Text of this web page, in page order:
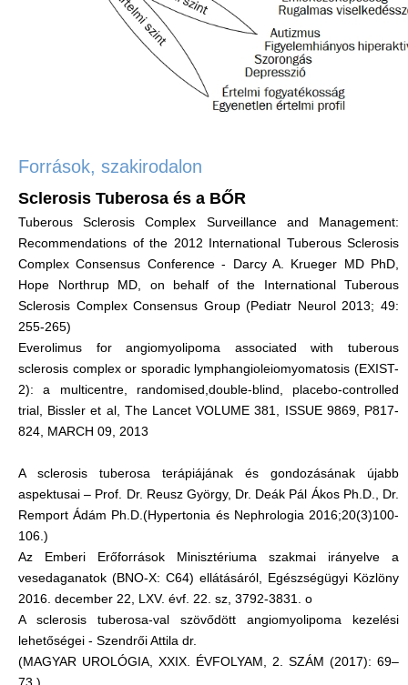
Források, szakirodalon
Sclerosis Tuberosa és a BŐR
Tuberous Sclerosis Complex Surveillance and Management:
Recommendations of the 2012 International Tuberous Sclerosis
Complex Consensus Conference - Darcy A. Krueger MD PhD,
Hope Northrup MD, on behalf of the International Tuberous
Sclerosis Complex Consensus Group (Pediatr Neurol 2013; 49:
255-265)
Everolimus for angiomyolipoma associated with tuberous
sclerosis complex or sporadic lymphangioleiomyomatosis (EXIST-
2): a multicentre, randomised,double-blind, placebo-controlled
trial, Bissler et al, The Lancet VOLUME 381, ISSUE 9869, P817-
824, MARCH 09, 2013
A sclerosis tuberosa terápiájának és gondozásának újabb
aspektusai – Prof. Dr. Reusz György, Dr. Deák Pál Ákos Ph.D., Dr.
Remport Ádám Ph.D.(Hypertonia és Nephrologia 2016;20(3)100-
106.)
Az Emberi Erőforrások Minisztériuma szakmai irányelve a
vesedaganatok (BNO-X: C64) ellátásáról, Egészségügyi Közlöny
2016. december 22, LXV. évf. 22. sz, 3792-3831. o
A sclerosis tuberosa-val szövődött angiomyolipoma kezelési
lehetőségei - Szendrői Attila dr.
(MAGYAR UROLÓGIA, XXIX. ÉVFOLYAM, 2. SZÁM (2017): 69–